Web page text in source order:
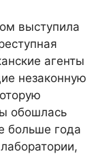
выступила
агенты
незаконную
обошлась
больше года